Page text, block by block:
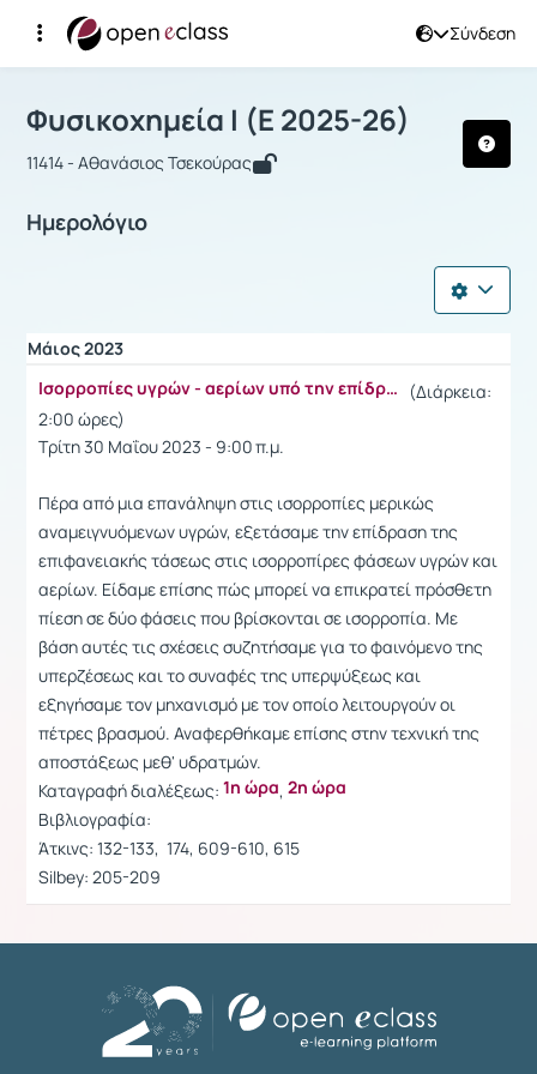
Σύνδεση
Μάθημα : Φυσικοχημεία Ι
Φυσικοχημεία Ι (Ε 2025-26)
11414 - Αθανάσιος Τσεκούρας
Ημερολόγιο
Μάιος 2023
Ισορροπίες υγρών - αερίων υπό την επίδραση επιφανειακής τάσεως (Διάρκεια:
2:00 ώρες)
Τρίτη 30 Μαΐου 2023 - 9:00 π.μ.
Πέρα από μια επανάληψη στις ισορροπίες μερικώς
αναμειγνυόμενων υγρών, εξετάσαμε την επίδραση της
επιφανειακής τάσεως στις ισορροπίρες φάσεων υγρών και
αερίων. Είδαμε επίσης πώς μπορεί να επικρατεί πρόσθετη
πίεση σε δύο φάσεις που βρίσκονται σε ισορροπία. Με
βάση αυτές τις σχέσεις συζητήσαμε για το φαινόμενο της
υπερζέσεως και το συναφές της υπερψύξεως και
εξηγήσαμε τον μηχανισμό με τον οποίο λειτουργούν οι
πέτρες βρασμού. Αναφερθήκαμε επίσης στην τεχνική της
αποστάξεως μεθ' υδρατμών.
Καταγραφή διαλέξεως: 1η ώρα, 2η ώρα
Βιβλιογραφία:
Άτκινς: 132-133, 174, 609-610, 615
Silbey: 205-209